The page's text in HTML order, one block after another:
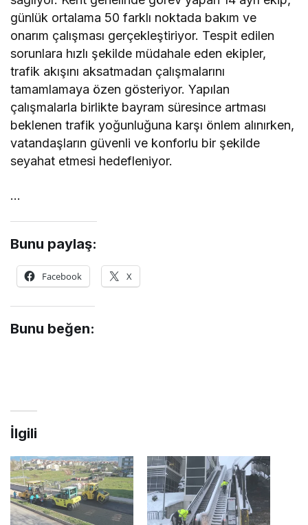
günlük ortalama 50 farklı noktada bakım ve
onarım çalışması gerçekleştiriyor. Tespit edilen
sorunlara hızlı şekilde müdahale eden ekipler,
trafik akışını aksatmadan çalışmalarını
tamamlamaya özen gösteriyor. Yapılan
çalışmalarla birlikte bayram süresince artması
beklenen trafik yoğunluğuna karşı önlem alınırken,
vatandaşların güvenli ve konforlu bir şekilde
seyahat etmesi hedefleniyor.
…
Bunu paylaş:
Facebook X
Bunu beğen:
İlgili